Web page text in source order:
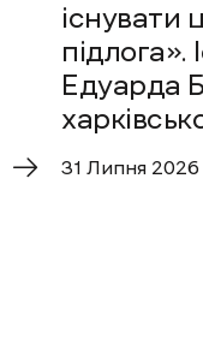
існувати
підлога».
Едуарда
31 Липня 2026